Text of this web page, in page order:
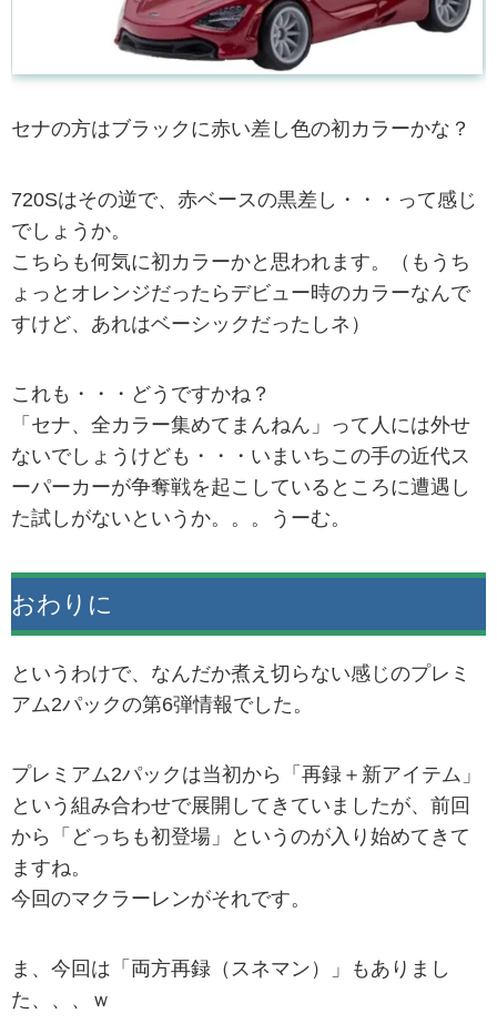
セナの方はブラックに赤い差し色の初カラーかな？
720Sはその逆で、赤ベースの黒差し・・・って感じ
でしょうか。
こちらも何気に初カラーかと思われます。（もうち
ょっとオレンジだったらデビュー時のカラーなんで
すけど、あれはベーシックだったしネ）
これも・・・どうですかね？
「セナ、全カラー集めてまんねん」って人には外せ
ないでしょうけども・・・いまいちこの手の近代ス
ーパーカーが争奪戦を起こしているところに遭遇し
た試しがないというか。。。うーむ。
おわりに
というわけで、なんだか煮え切らない感じのプレミ
アム2パックの第6弾情報でした。
プレミアム2パックは当初から「再録＋新アイテム」
という組み合わせで展開してきていましたが、前回
から「どっちも初登場」というのが入り始めてきて
ますね。
今回のマクラーレンがそれです。
ま、今回は「両方再録（スネマン）」もありまし
た、、、ｗ